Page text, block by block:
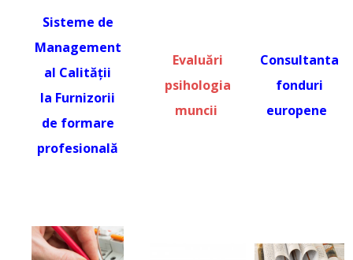
Sisteme de
Management
al Calității
la Furnizorii
de formare
profesională
Evaluări
psihologia
muncii
Consultanta
fonduri
europene